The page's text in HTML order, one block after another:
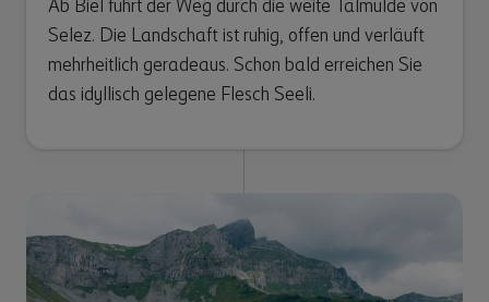
Ab Biel führt der Weg durch die weite Talmulde von
Selez. Die Landschaft ist ruhig, offen und verläuft
mehrheitlich geradeaus. Schon bald erreichen Sie
das idyllisch gelegene Flesch Seeli.